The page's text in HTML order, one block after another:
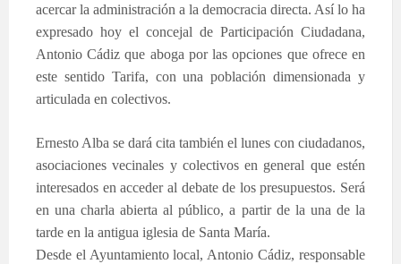
acercar la administración a la democracia directa. Así lo ha
expresado hoy el concejal de Participación Ciudadana,
Antonio Cádiz que aboga por las opciones que ofrece en
este sentido Tarifa, con una población dimensionada y
articulada en colectivos.
Ernesto Alba se dará cita también el lunes con ciudadanos,
asociaciones vecinales y colectivos en general que estén
interesados en acceder al debate de los presupuestos. Será
en una charla abierta al público, a partir de la una de la
tarde en la antigua iglesia de Santa María.
Desde el Ayuntamiento local, Antonio Cádiz, responsable